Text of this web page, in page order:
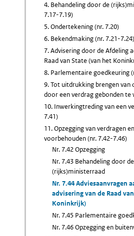
4. Behandeling door de
7.17-7.19)
5. Ondertekening (nr. 7.20)
6. Bekendmaking (nr. 7.21-7.24)
7. Advisering door de Afdeling
Raad van State (van het
8. Parlementaire goedkeuring
9. Tot uitdrukking brengen van
door een verdrag gebonden te
10. Inwerkingtreding van een
7.41)
11. Opzegging van verdragen
voorbehouden (nr. 7.42-7.46)
Nr. 7.42 Opzegging
Nr. 7.43 Behandeling door de
(rijks)ministerraad
Nr. 7.44 Adviesaanvragen
advisering van de Raad
Koninkrijk)
Nr. 7.45 Parlementaire
Nr. 7.46 Opzegging en